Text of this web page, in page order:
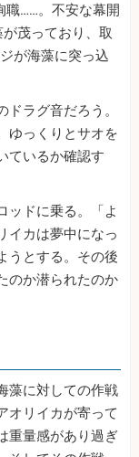
職……。不安な幕開
茂っており、取
が海藻に突っ込
ラグ音だろう。
ゆっくりとサオを
ているか確認す
ッドに乗る。「よ
イカは夢中になっ
うとする。その後
のか潜られたのか
藻に対しての作戦
オリイカが寄って
重量感があり過ぎ